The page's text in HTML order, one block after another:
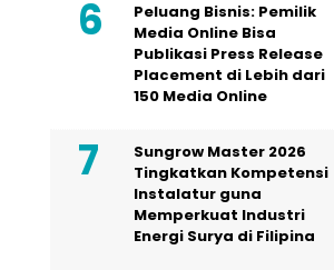
Peluang Bisnis: Pemilik
Media Online Bisa
Publikasi Press Release
Placement di Lebih dari
150 Media Online
Sungrow Master 2026
Tingkatkan Kompetensi
Instalatur guna
Memperkuat Industri
Energi Surya di Filipina